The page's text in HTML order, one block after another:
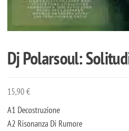
Dj Polarsoul:
15,90€
A1 Decostruzione
A2 Risonanza Di Rumore